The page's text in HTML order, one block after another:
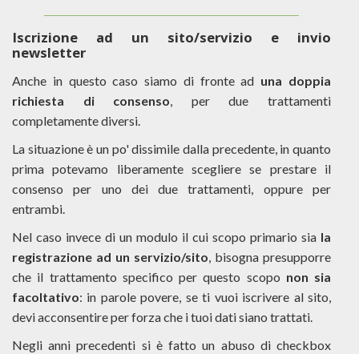
Iscrizione ad un sito/servizio e invio
newsletter
Anche in questo caso siamo di fronte ad una doppia
richiesta di consenso, per due trattamenti
completamente diversi.
La situazione è un po' dissimile dalla precedente, in quanto
prima potevamo liberamente scegliere se prestare il
consenso per uno dei due trattamenti, oppure per
entrambi.
Nel caso invece di un modulo il cui scopo primario sia la
registrazione ad un servizio/sito, bisogna presupporre
che il trattamento specifico per questo scopo non sia
facoltativo: in parole povere, se ti vuoi iscrivere al sito,
devi acconsentire per forza che i tuoi dati siano trattati.
Negli anni precedenti si è fatto un abuso di checkbox